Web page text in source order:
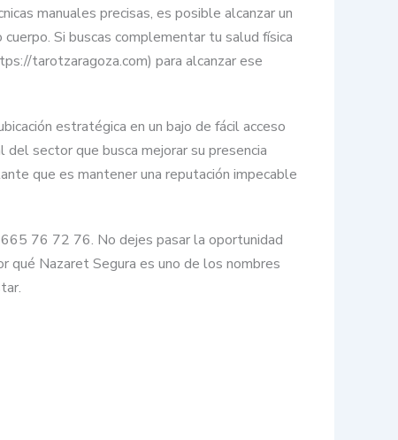
manuales precisas, es posible alcanzar un
Si buscas complementar tu salud física
tarotzaragoza.com) para alcanzar ese
estratégica en un bajo de fácil acceso
sector que busca mejorar su presencia
que es mantener una reputación impecable
76 72 76. No dejes pasar la oportunidad
qué Nazaret Segura es uno de los nombres